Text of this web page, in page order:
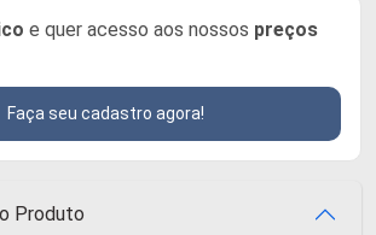
e quer acesso aos nossos preços
Faça seu cadastro agora!
Produto